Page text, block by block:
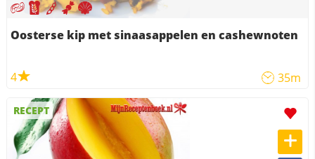
Oosterse kip met sinaasappelen en cashewnoten
4 35m
RECEPT